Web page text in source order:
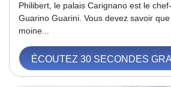
Philibert, le palais Carignano est le
Guarino Guarini. Vous devez savoir
moine...
ÉCOUTEZ 30 SECONDES